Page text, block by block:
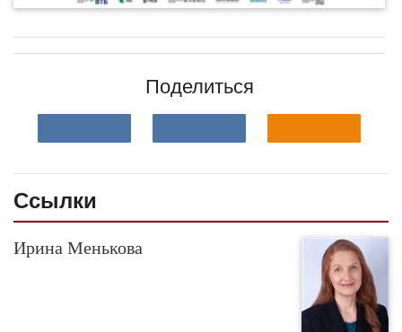
Поделиться
Ссылки
Ирина Менькова